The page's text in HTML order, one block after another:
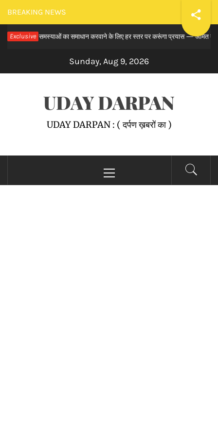
Skip
to
content
BREAKING NEWS
Exclusive
समस्याओं का समाधान करवाने के लिए हर स्तर पर करूंगा प्रयास — अमित तनेजा
Sunday, Aug 9, 2026
UDAY DARPAN
UDAY DARPAN : ( दर्पण ख़बरों का )
Menu